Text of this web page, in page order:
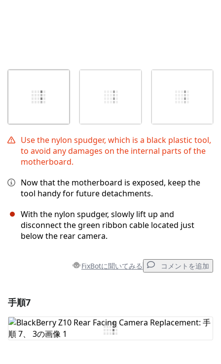
Use the nylon spudger, which is a black plastic tool,
to avoid any damages on the internal parts of the
motherboard.
Now that the motherboard is exposed, keep the
tool handy for future detachments.
With the nylon spudger, slowly lift up and
disconnect the green ribbon cable located just
below the rear camera.
FixBotに聞いてみる コメントを追加
コメントを追加
手順7